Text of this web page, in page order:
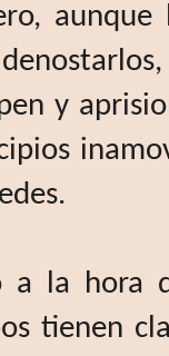
y
a la hora
tienen